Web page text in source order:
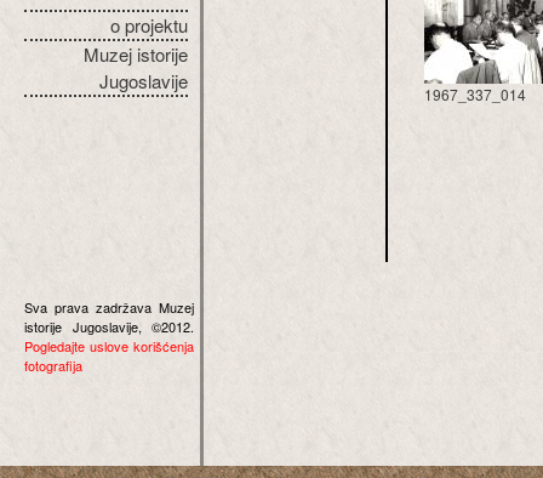
o projektu
Muzej istorije
Jugoslavije
Sva prava zadržava Muzej
istorije Jugoslavije, ©2012.
Pogledajte uslove korišćenja
fotografija
1967_337_014